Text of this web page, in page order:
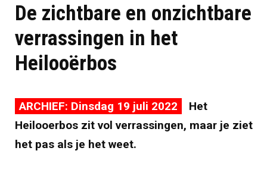
De zichtbare en onzichtbare
verrassingen in het
Heilooërbos
ARCHIEF: Dinsdag 19 juli 2022
Het
Heilooerbos zit vol verrassingen, maar je ziet
het pas als je het weet.